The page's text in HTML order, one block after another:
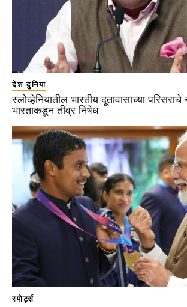
देश दुनिया
स्लोव्हेनियातील भारतीय दूतावासाच्या
भारताकडून तीव्र निषेध
स्पोर्ट्स